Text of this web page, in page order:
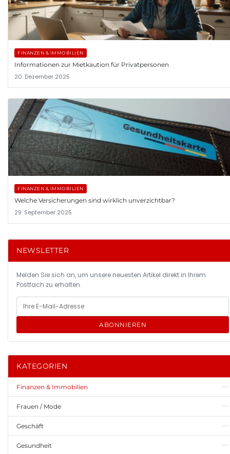
FINANZEN & IMMOBILIEN
Informationen zur Mietkaution für Privatpersonen
20. Dezember 2025
FINANZEN & IMMOBILIEN
Welche Versicherungen sind wirklich unverzichtbar?
29. September 2025
NEWSLETTER
Melden Sie sich an, um unsere neuesten Artikel direkt in Ihrem
Postfach zu erhalten.
ABONNIEREN
KATEGORIEN
Finanzen & Immobilien
Frauen / Mode
Geschäft
Gesundheit